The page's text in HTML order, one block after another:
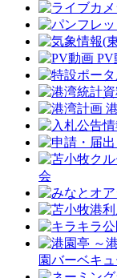
PV
会
園バーベキ